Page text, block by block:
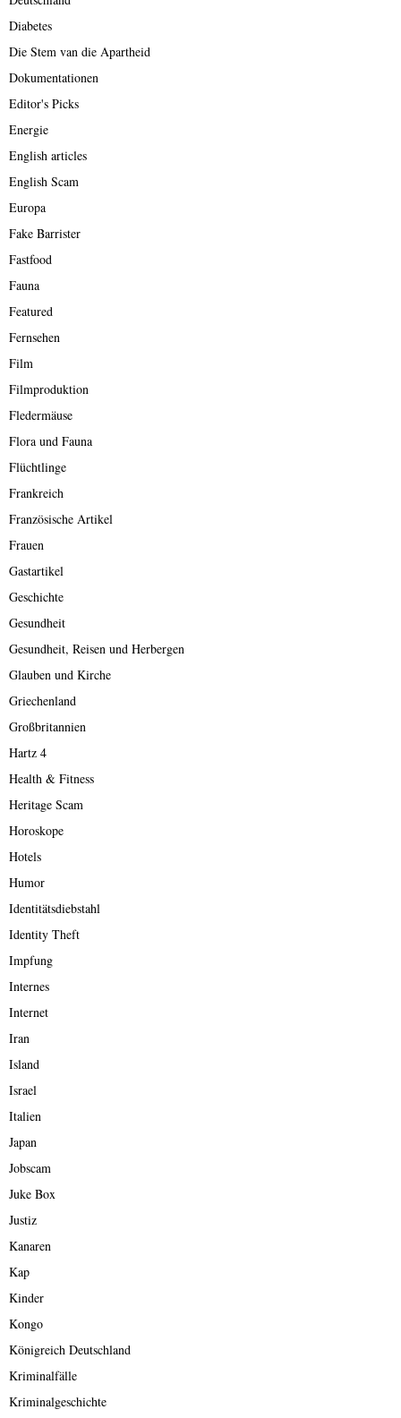
Diabetes
Die Stem van die Apartheid
Dokumentationen
Editor's Picks
Energie
English articles
English Scam
Europa
Fake Barrister
Fastfood
Fauna
Featured
Fernsehen
Film
Filmproduktion
Fledermäuse
Flora und Fauna
Flüchtlinge
Frankreich
Französische Artikel
Frauen
Gastartikel
Geschichte
Gesundheit
Gesundheit, Reisen und Herbergen
Glauben und Kirche
Griechenland
Großbritannien
Hartz 4
Health & Fitness
Heritage Scam
Horoskope
Hotels
Humor
Identitätsdiebstahl
Identity Theft
Impfung
Internes
Internet
Iran
Island
Israel
Italien
Japan
Jobscam
Juke Box
Justiz
Kanaren
Kap
Kinder
Kongo
Königreich Deutschland
Kriminalfälle
Kriminalgeschichte